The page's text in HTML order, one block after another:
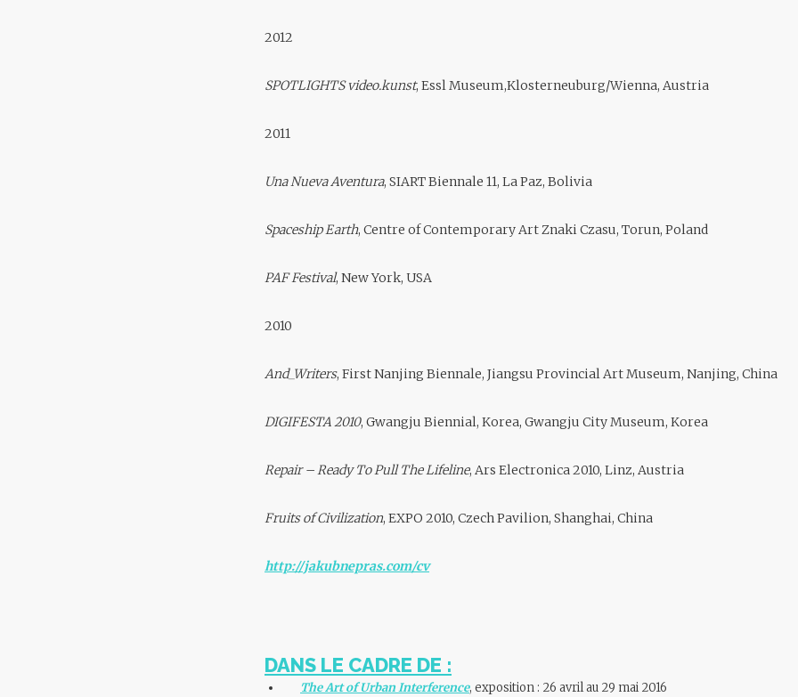
2012
SPOTLIGHTS video.kunst, Essl Museum,Klosterneuburg/Wienna, Austria
2011
Una Nueva Aventura, SIART Biennale 11, La Paz, Bolivia
Spaceship Earth, Centre of Contemporary Art Znaki Czasu, Torun, Poland
PAF Festival, New York, USA
2010
And_Writers, First Nanjing Biennale, Jiangsu Provincial Art Museum, Nanjing, China
DIGIFESTA 2010, Gwangju Biennial, Korea, Gwangju City Museum, Korea
Repair – Ready To Pull The Lifeline, Ars Electronica 2010, Linz, Austria
Fruits of Civilization, EXPO 2010, Czech Pavilion, Shanghai, China
http://jakubnepras.com/cv
DANS LE CADRE DE :
The Art of Urban Interference, exposition : 26 avril au 29 mai 2016